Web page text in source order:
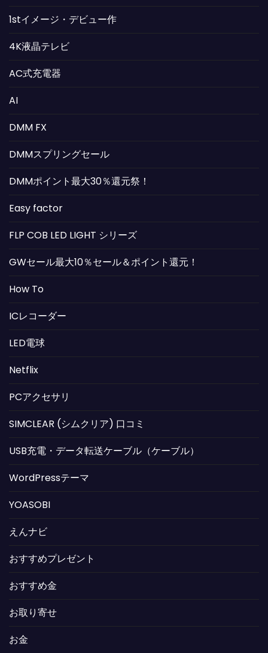
1stイメージ・デビュー作
4K液晶テレビ
AC式充電器
AI
DMM FX
DMMスプリングセール
DMMポイント最大30％還元祭！
Easy factor
FLP COB LED LIGHT シリーズ
GWセール最大10％セール＆ポイント還元！
How To
ICレコーダー
LED電球
Netflix
PCアクセサリ
SIMCLEAR (シムクリア) 口コミ
USB充電・データ転送ケーブル（ケーブル）
WordPressテーマ
YOASOBI
えんナビ
おすすめプレゼント
おすすめ金
お取り寄せ
お金